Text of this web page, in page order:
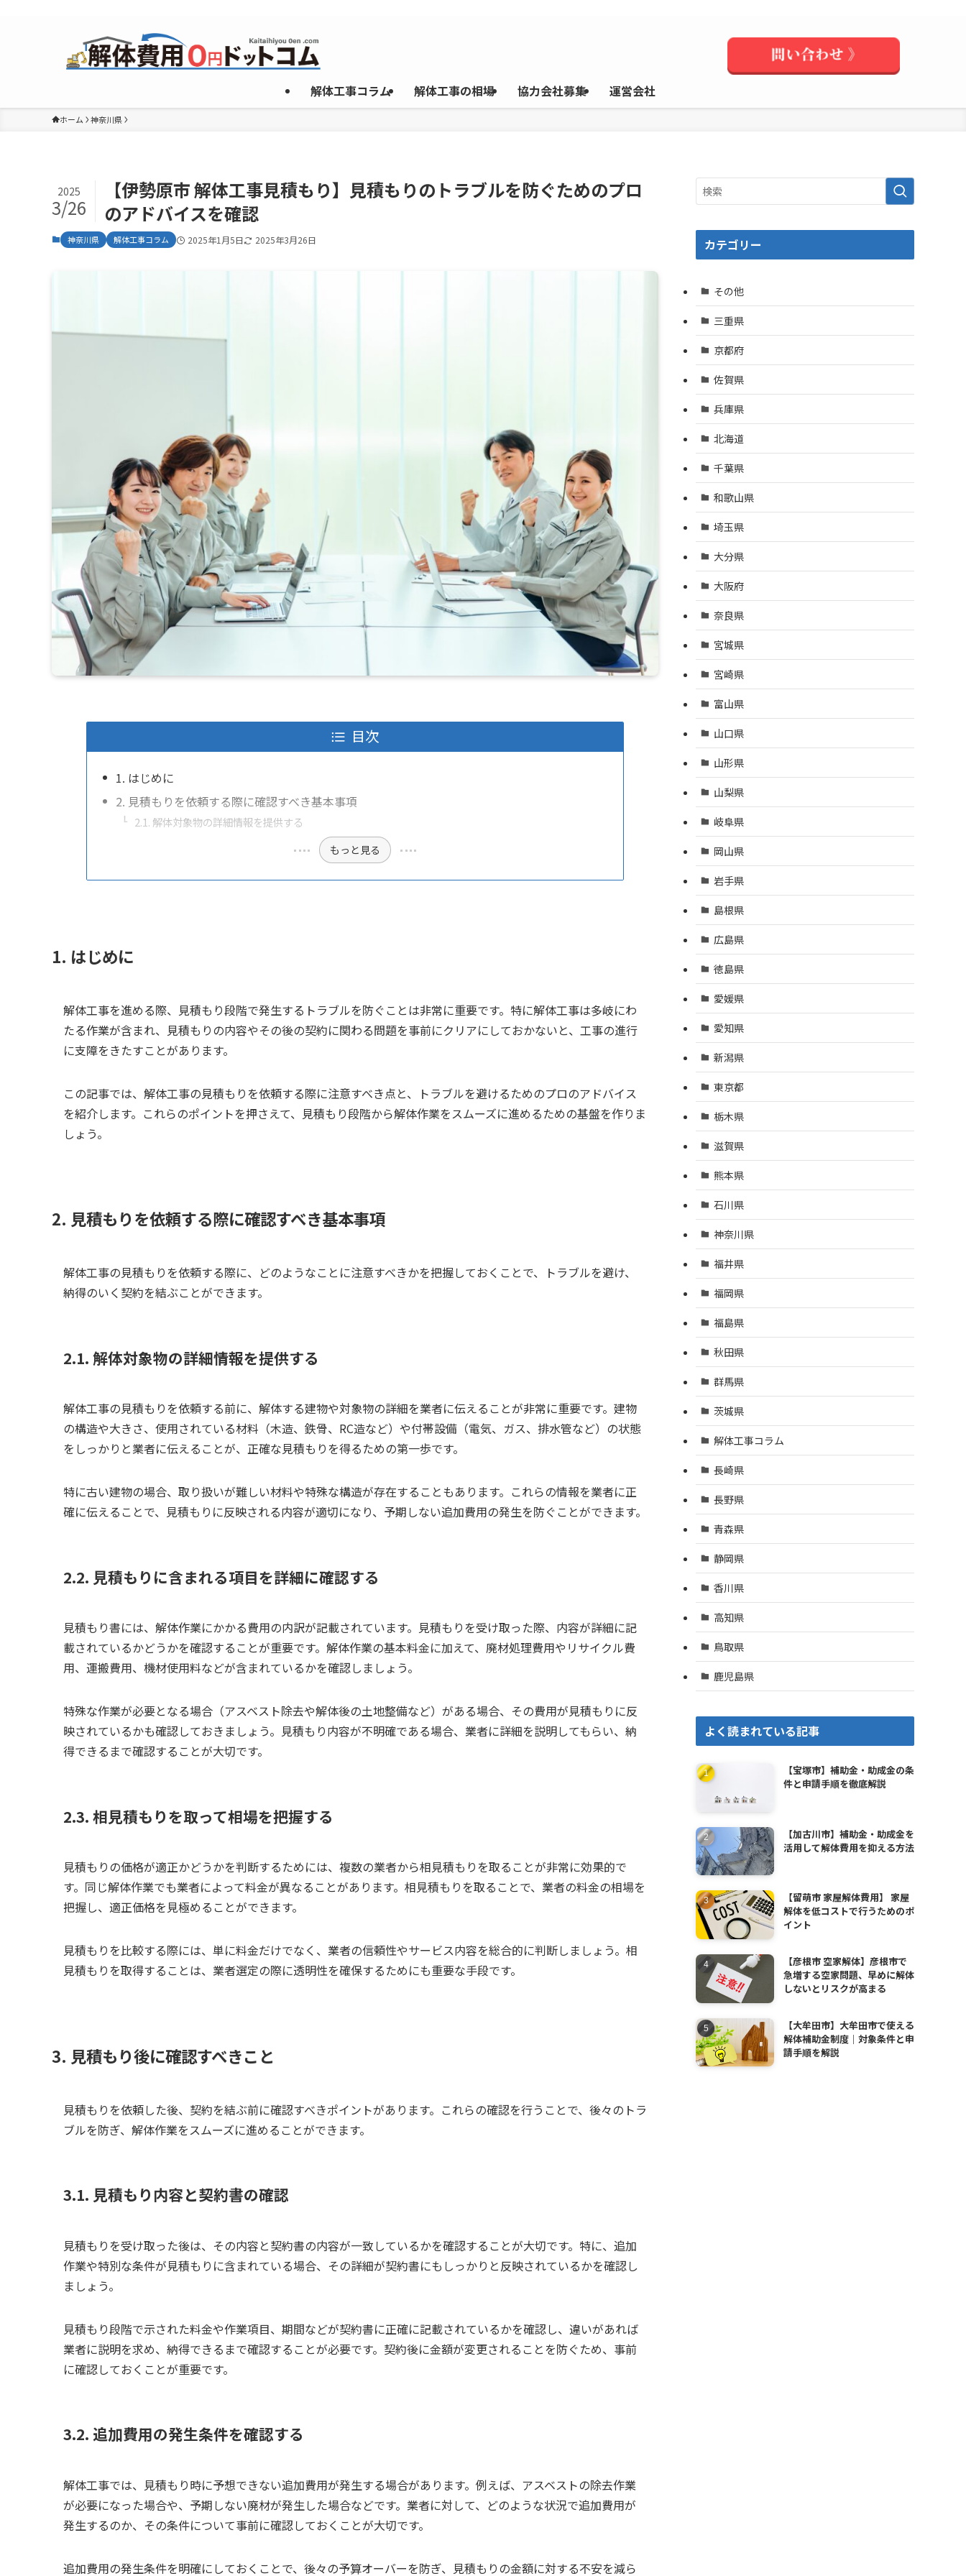
解体工事コラム 解体工事の相場 協力会社募集 運営会社
ホーム 神奈川県
【伊勢原市 解体工事見積もり】見積もりのトラブルを防ぐためのプロ
のアドバイスを確認
2025
3/26
神奈川県 解体工事コラム 2025年1月5日 2025年3月26日
目次
1. はじめに
2. 見積もりを依頼する際に確認すべき基本事項
2.1. 解体対象物の詳細情報を提供する
もっと見る
1. はじめに
解体工事を進める際、見積もり段階で発生するトラブルを防ぐことは非常に重要です。特に解体工事は多岐にわ
たる作業が含まれ、見積もりの内容やその後の契約に関わる問題を事前にクリアにしておかないと、工事の進行
に支障をきたすことがあります。
この記事では、解体工事の見積もりを依頼する際に注意すべき点と、トラブルを避けるためのプロのアドバイス
を紹介します。これらのポイントを押さえて、見積もり段階から解体作業をスムーズに進めるための基盤を作りま
しょう。
2. 見積もりを依頼する際に確認すべき基本事項
解体工事の見積もりを依頼する際に、どのようなことに注意すべきかを把握しておくことで、トラブルを避け、
納得のいく契約を結ぶことができます。
2.1. 解体対象物の詳細情報を提供する
解体工事の見積もりを依頼する前に、解体する建物や対象物の詳細を業者に伝えることが非常に重要です。建物
の構造や大きさ、使用されている材料（木造、鉄骨、RC造など）や付帯設備（電気、ガス、排水管など）の状態
をしっかりと業者に伝えることが、正確な見積もりを得るための第一歩です。
特に古い建物の場合、取り扱いが難しい材料や特殊な構造が存在することもあります。これらの情報を業者に正
確に伝えることで、見積もりに反映される内容が適切になり、予期しない追加費用の発生を防ぐことができます。
2.2. 見積もりに含まれる項目を詳細に確認する
見積もり書には、解体作業にかかる費用の内訳が記載されています。見積もりを受け取った際、内容が詳細に記
載されているかどうかを確認することが重要です。解体作業の基本料金に加えて、廃材処理費用やリサイクル費
用、運搬費用、機材使用料などが含まれているかを確認しましょう。
特殊な作業が必要となる場合（アスベスト除去や解体後の土地整備など）がある場合、その費用が見積もりに反
映されているかも確認しておきましょう。見積もり内容が不明確である場合、業者に詳細を説明してもらい、納
得できるまで確認することが大切です。
2.3. 相見積もりを取って相場を把握する
見積もりの価格が適正かどうかを判断するためには、複数の業者から相見積もりを取ることが非常に効果的で
す。同じ解体作業でも業者によって料金が異なることがあります。相見積もりを取ることで、業者の料金の相場を
把握し、適正価格を見極めることができます。
見積もりを比較する際には、単に料金だけでなく、業者の信頼性やサービス内容を総合的に判断しましょう。相
見積もりを取得することは、業者選定の際に透明性を確保するためにも重要な手段です。
3. 見積もり後に確認すべきこと
見積もりを依頼した後、契約を結ぶ前に確認すべきポイントがあります。これらの確認を行うことで、後々のトラ
ブルを防ぎ、解体作業をスムーズに進めることができます。
3.1. 見積もり内容と契約書の確認
見積もりを受け取った後は、その内容と契約書の内容が一致しているかを確認することが大切です。特に、追加
作業や特別な条件が見積もりに含まれている場合、その詳細が契約書にもしっかりと反映されているかを確認し
ましょう。
見積もり段階で示された料金や作業項目、期間などが契約書に正確に記載されているかを確認し、違いがあれば
業者に説明を求め、納得できるまで確認することが必要です。契約後に金額が変更されることを防ぐため、事前
に確認しておくことが重要です。
3.2. 追加費用の発生条件を確認する
解体工事では、見積もり時に予想できない追加費用が発生する場合があります。例えば、アスベストの除去作業
が必要になった場合や、予期しない廃材が発生した場合などです。業者に対して、どのような状況で追加費用が
発生するのか、その条件について事前に確認しておくことが大切です。
追加費用の発生条件を明確にしておくことで、後々の予算オーバーを防ぎ、見積もりの金額に対する不安を減ら
カテゴリー
その他
三重県
京都府
佐賀県
兵庫県
北海道
千葉県
和歌山県
埼玉県
大分県
大阪府
奈良県
宮城県
宮崎県
富山県
山口県
山形県
山梨県
岐阜県
岡山県
岩手県
島根県
広島県
徳島県
愛媛県
愛知県
新潟県
東京都
栃木県
滋賀県
熊本県
石川県
神奈川県
福井県
福岡県
福島県
秋田県
群馬県
茨城県
解体工事コラム
長崎県
長野県
青森県
静岡県
香川県
高知県
鳥取県
鹿児島県
よく読まれている記事
【宝塚市】補助金・助成金の条
件と申請手順を徹底解説
【加古川市】補助金・助成金を
活用して解体費用を抑える方法
【留萌市 家屋解体費用】 家屋
解体を低コストで行うためのポ
イント
【彦根市 空家解体】彦根市で
急増する空家問題、早めに解体
しないとリスクが高まる
【大牟田市】大牟田市で使える
解体補助金制度｜対象条件と申
請手順を解説